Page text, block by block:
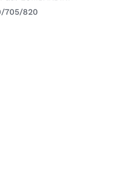
705/820